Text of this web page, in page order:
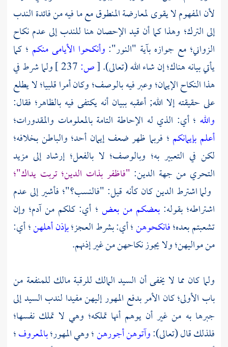
لأن المفهوم لا يقوى لمعارضة المنطوق مع ما فيه من فائدة الندب
إلى الترك؛ وهذا كما أن قيد الإحصان هنا للندب إلى عدم نكاح
الزواني؛ مع جوازه بآية "النور": وأنكحوا الأيامى منكم ؛ كما
يأتي بيانه هناك؛ إن شاء الله (تعالى).[ص:
ولما شرط في
هذا النكاح الإيمان؛ وعبر فيه بالوصف؛ وكان أمرا قلبيا؛ لا يطلع
على حقيقته إلا الله; أعقبه ببيان أنه يكتفى فيه بالظاهر؛ فقال:
والله ؛ أي: الذي له الإحاطة التامة بالمعلومات والمقدورات؛
أعلم بإيمانكم ؛ فربما ظهر ضعف إيمان أحد؛ والباطن بخلافه؛
لكن في التعبير به؛ وبالوصف؛ لا بالفعل؛ إرشاد إلى مزيد
التحري من جهة الدين: "فاظفر بذات الدين؛ تربت يداك"؛
ولما اشترط الدين كان كأنه قيل: "فالنسب؟"؛ فأشير إلى عدم
اشتراطه؛ بقوله:بعضكم من بعض ؛ أي: كلكم منآدم؛ وإن
تشعبتم بعده؛فانكحوهن؛ أي: بشرط العجز؛بإذن أهلهن؛ أي:
من مواليهن؛ ولا يجوز نكاحهن من غير إذنهم.
ولما كان مما لا يخفى أن السيد المالك للرقبة مالك للمنفعة من
باب الأولى؛ كان الأمر بدفع المهور إليهن مفيدا لندب السيد إلى
جبرها به من غير أن يوهم أنها تملكه؛ وهي لا تملك نفسها؛
فلذلك قال (تعالى):وآتوهن أجورهن؛ وهي المهور؛بالمعروف؛